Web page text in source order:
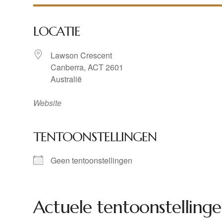
LOCATIE
Lawson Crescent
Canberra, ACT 2601
Australië
Website
TENTOONSTELLINGEN
Geen tentoonstellingen
Actuele